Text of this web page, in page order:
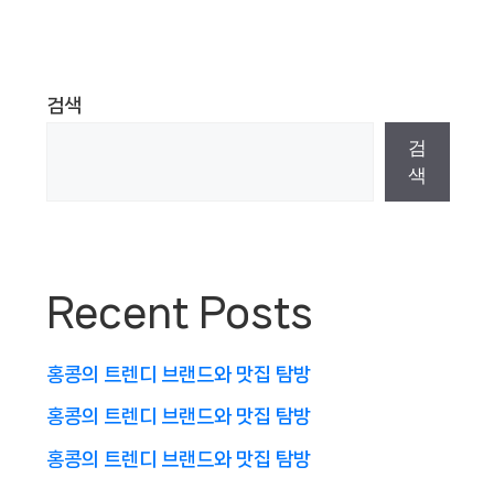
검색
검
색
Recent Posts
홍콩의 트렌디 브랜드와 맛집 탐방
홍콩의 트렌디 브랜드와 맛집 탐방
홍콩의 트렌디 브랜드와 맛집 탐방